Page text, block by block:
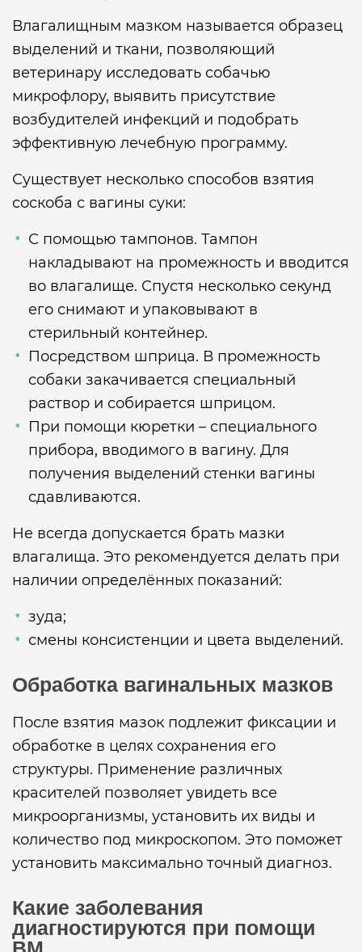
Влагалищным мазком называется образец
выделений и ткани, позволяющий
ветеринару исследовать собачью
микрофлору, выявить присутствие
возбудителей инфекций и подобрать
эффективную лечебную программу.
Существует несколько способов взятия
соскоба с вагины суки:
С помощью тампонов. Тампон
накладывают на промежность и вводится
во влагалище. Спустя несколько секунд
его снимают и упаковывают в
стерильный контейнер.
Посредством шприца. В промежность
собаки закачивается специальный
раствор и собирается шприцом.
При помощи кюретки – специального
прибора, вводимого в вагину. Для
получения выделений стенки вагины
сдавливаются.
Не всегда допускается брать мазки
влагалища. Это рекомендуется делать при
наличии определённых показаний:
зуда;
смены консистенции и цвета выделений.
Обработка вагинальных мазков
После взятия мазок подлежит фиксации и
обработке в целях сохранения его
структуры. Применение различных
красителей позволяет увидеть все
микроорганизмы, установить их виды и
количество под микроскопом. Это поможет
установить максимально точный диагноз.
Какие заболевания
диагностируются при помощи